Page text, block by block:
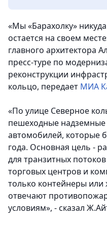
«Мы «Барахолку»
остается на своем
главного архитектора
пресс-туре по
реконструкции
кольцо, передает МИА
«По улице Северное
пешеходные
автомобилей, которые
года. Основная цель -
для транзитных
торговых центров и
только контейнеры
отвечают
условиям», - сказал